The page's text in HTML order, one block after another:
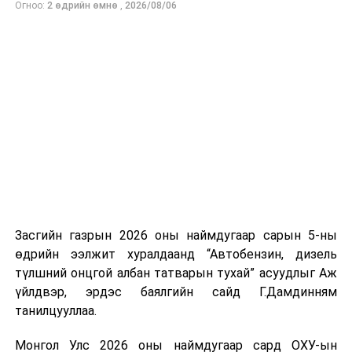
нийлүүлэлтийг тогтворжуулах хүрээнд бусад эх
Огноо: 2 өдрийн өмнө , 2026/08/06
Засгийн газрын 2026 оны наймдугаар сарын 5-ны
өдрийн ээлжит хуралдаанд “Автобензин, дизель
түлшний онцгой албан татварын тухай” асуудлыг Аж
үйлдвэр, эрдэс баялгийн сайд Г.Дамдинням
танилцууллаа.
Монгол Улс 2026 оны наймдугаар сард ОХУ-ын